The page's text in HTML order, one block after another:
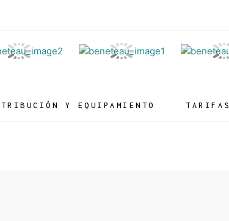
Y EQUIPAMIENTO TARIFAS